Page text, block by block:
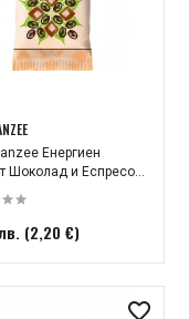
Енергиен
Шоколад и Еспресо...
(2,20 €)